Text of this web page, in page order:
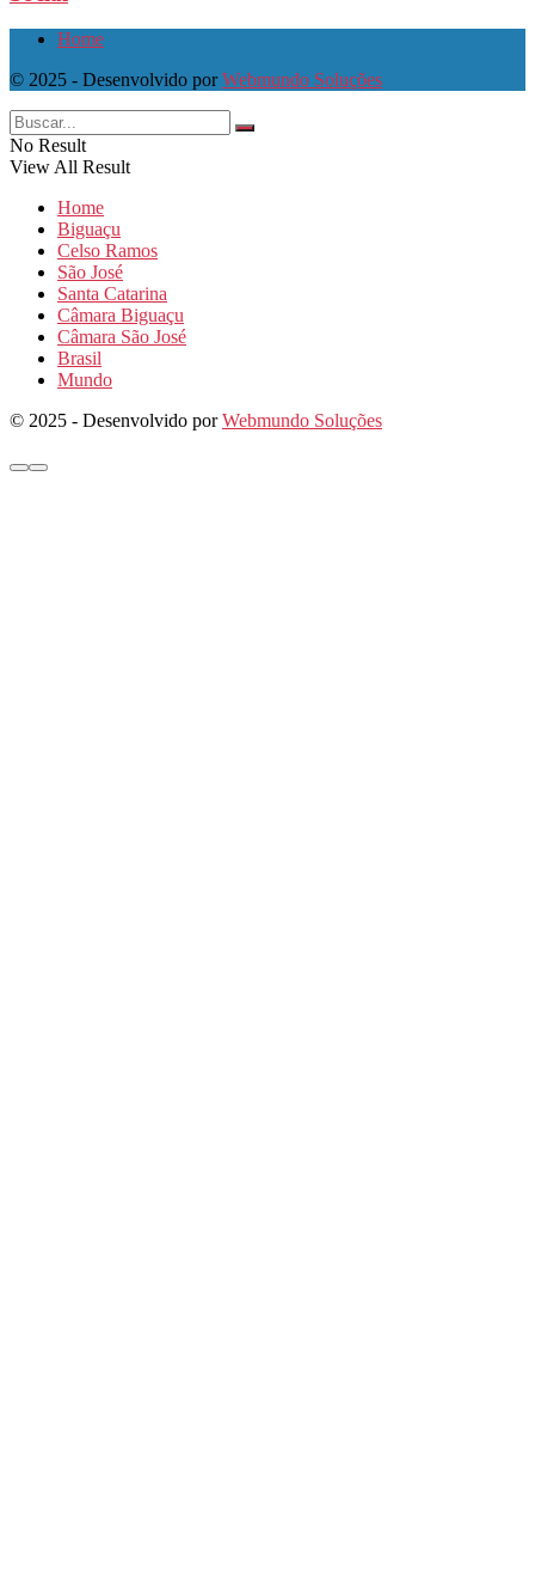
Home
© 2025 - Desenvolvido porWebmundo Soluções
No Result
View All Result
Home
Biguaçu
Celso Ramos
São José
Santa Catarina
Câmara Biguaçu
Câmara São José
Brasil
Mundo
© 2025 - Desenvolvido porWebmundo Soluções